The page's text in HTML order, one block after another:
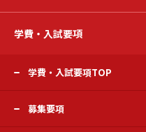
学費・入試要項
学費・入試要項TOP
募集要項